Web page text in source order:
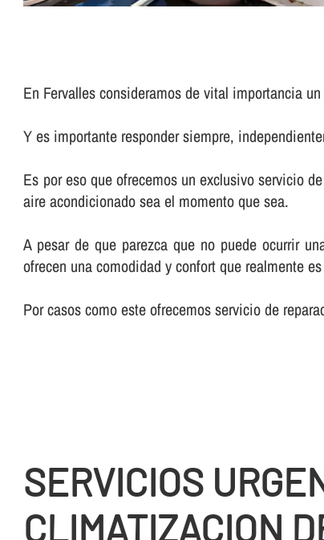
En Fervalles consideramos de vital importancia
Y es importante responder siempre,
Es por eso que ofrecemos un exclusivo servicio de
aire acondicionado sea el momento que sea.
A pesar de que parezca que no puede ocurrir
ofrecen una comodidad y confort que realmente
Por casos como este ofrecemos servicio de
SERVICIOS
CLIMATIZACION